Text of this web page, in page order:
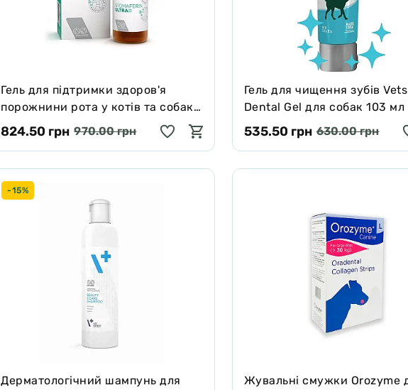
Гель для підтримки здоров'я
порожнини рота у котів та собак
VetExpert Stomaferin Ultra 30 мл
824.50 грн 970.00 грн
Гель для чищення зубів
Dental Gel для собак 103 мл
535.50 грн 630.00 грн
-15%
Дерматологічний шампунь для
Жувальні смужки Orozyme